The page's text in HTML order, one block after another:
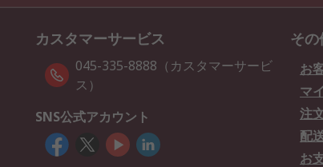
カスタマーサービス
045-335-8888（カスタマーサービ
ス）
SNS公式アカウント
その
お
マ
注
配
お